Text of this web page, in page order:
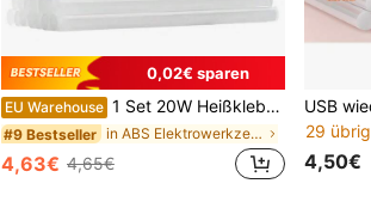
0,02€ sparen
EU Warehouse 1 Set 20W Heißklebepistole mit 20 Stücke 7mm klaren Klebstoffstangen, Mini-Klebepistole, Haushalts-Temperaturmessgerät und Reparaturwerkzeuge. Geeignet für Bastelarbeiten, Glasverarbeitung, Kartenherstellung und andere kleine tragbare Projekte.
#9 Bestseller in ABS Elektrowerkzeuge
4,63€ 4,65€
29 übrig
4,50€